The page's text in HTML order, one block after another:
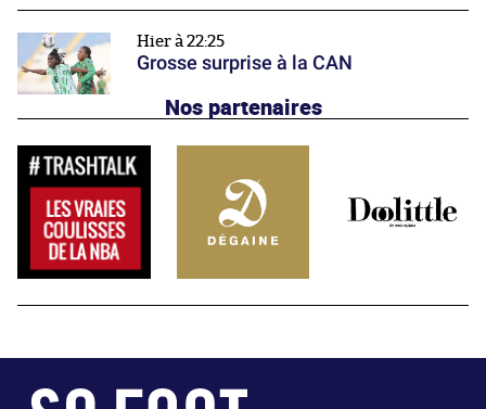
Hier à 22:25
Grosse surprise à la CAN
Nos partenaires